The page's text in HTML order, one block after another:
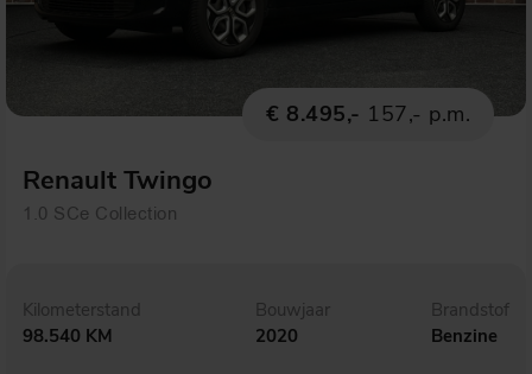
€ 8.495,- 157,- p.m.
Renault Twingo
1.0 SCe Collection
Kilometerstand
98.540 KM
Bouwjaar
2020
Brandstof
Benzine